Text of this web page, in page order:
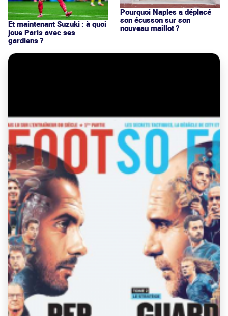
Et maintenant Suzuki : à quoi
joue Paris avec ses
gardiens ?
Pourquoi Naples a déplacé
son écusson sur son
nouveau maillot ?